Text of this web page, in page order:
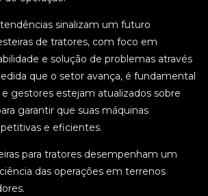
sinalizam um futuro
de tratores, com foco em
e solução de problemas através
que o setor avança, é fundamental
gestores estejam atualizados sobre
garantir que suas máquinas
e eficientes.
para tratores desempenham um
das operações em terrenos